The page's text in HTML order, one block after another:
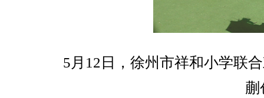
5月12日，徐州市祥和小学联
蒯